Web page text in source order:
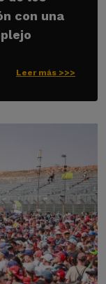
con una
Leer más >>>